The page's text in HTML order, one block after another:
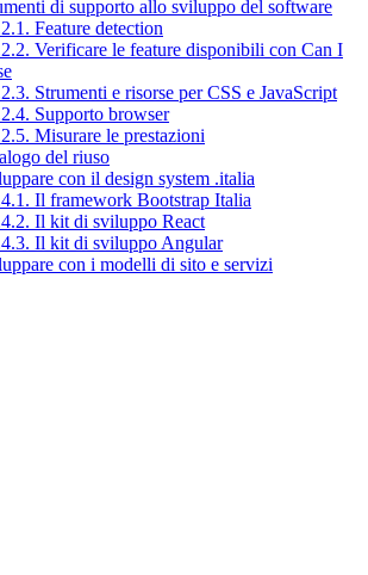
di supporto allo sviluppo del software
Feature detection
Verificare le feature disponibili con Can I
Strumenti e risorse per CSS e JavaScript
Supporto browser
Misurare le prestazioni
del riuso
con il design system .italia
Il framework Bootstrap Italia
Il kit di sviluppo React
Il kit di sviluppo Angular
con i modelli di sito e servizi